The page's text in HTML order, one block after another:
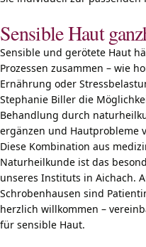
Sensible Haut
Sensible und gerötete Haut
Prozessen zusammen – wie
Ernährung oder
Stephanie Biller die
Behandlung durch
ergänzen und Hautprobleme
Diese Kombination aus
Naturheilkunde ist das
unseres Instituts in Aichach.
Schrobenhausen sind
herzlich willkommen –
für sensible Haut.